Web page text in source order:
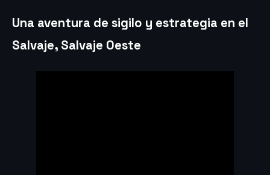
Una aventura de sigilo y estrategia en el
Salvaje, Salvaje Oeste